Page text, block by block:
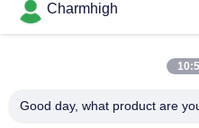
Conception étroite Module
and Place Machine 6 têtes
Charmhigh TM08 PCBA pour
Charmhigh
Good day, what product are